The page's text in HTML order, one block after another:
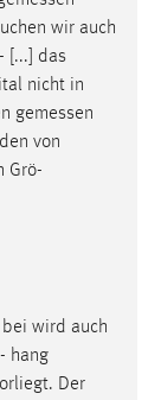
wir auch
[...] das
nicht in
gemessen
von
Grö-
bei wird auch
hang
Der